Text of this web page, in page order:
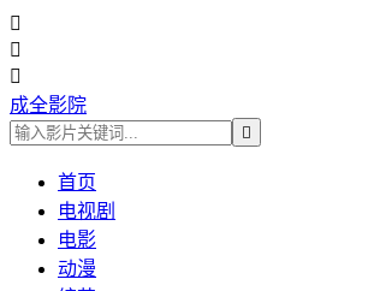



成全影院

首页
电视剧
电影
动漫